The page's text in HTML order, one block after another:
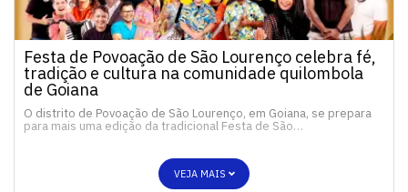
Festa de Povoação de São Lourenço celebra fé,
tradição e cultura na comunidade quilombola
de Goiana
O distrito de Povoação de São Lourenço, em Goiana, se prepara
para mais uma edição da tradicional Festa de São…
VEJA MAIS